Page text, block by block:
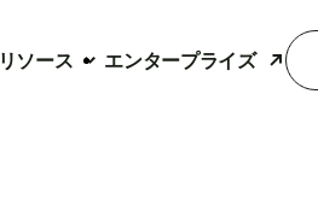
リソース エンタープライズ